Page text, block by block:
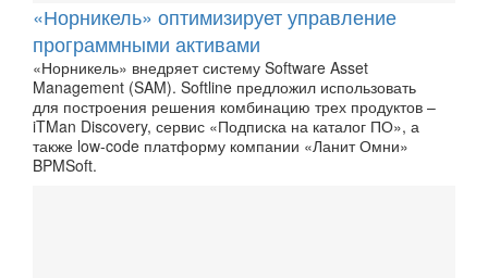
«Норникель» оптимизирует управление
программными активами
«Норникель» внедряет систему Software Asset
Management (SAM). Softline предложил использовать
для построения решения комбинацию трех продуктов –
iTMan Discovery, сервис «Подписка на каталог ПО», а
также low-code платформу компании «Ланит Омни»
BPMSoft.